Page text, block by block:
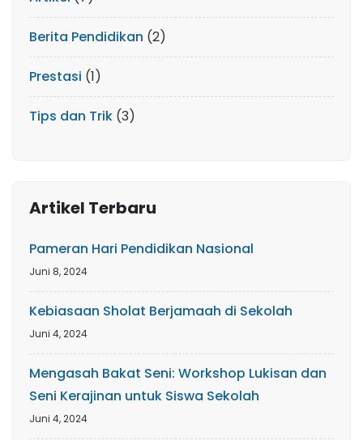
Berita Pendidikan (2)
Prestasi (1)
Tips dan Trik (3)
Artikel Terbaru
Pameran Hari Pendidikan Nasional
Juni 8, 2024
Kebiasaan Sholat Berjamaah di Sekolah
Juni 4, 2024
Mengasah Bakat Seni: Workshop Lukisan dan
Seni Kerajinan untuk Siswa Sekolah
Juni 4, 2024